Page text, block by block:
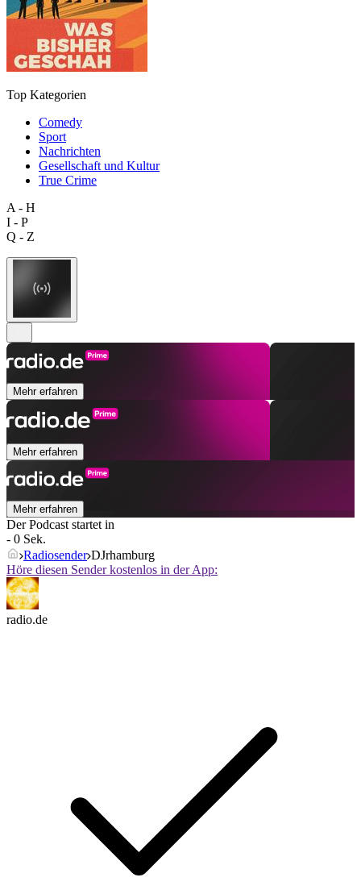
Top Kategorien
Comedy
Sport
Nachrichten
Gesellschaft und Kultur
True Crime
A - H
I - P
Q - Z
Mehr erfahren
Mehr erfahren
Mehr erfahren
Der Podcast startet in
- 0 Sek.
Radiosender DJrhamburg
Höre diesen Sender kostenlos in der App:
radio.de